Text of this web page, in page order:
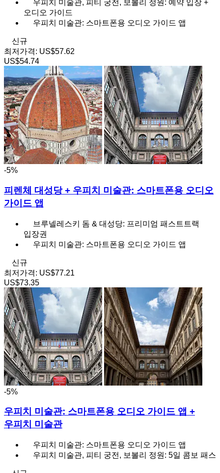
우피치 미술관, 피티 궁전, 보볼리 정원: 예약 입장 +
오디오 가이드
우피치 미술관: 스마트폰용 오디오 가이드 앱
신규
최저가격: US$57.62
US$54.74
-5%
피렌체 대성당 + 우피치 미술관: 스마트폰용 오디오
가이드 앱
브루넬레스키 돔 & 대성당: 프리미엄 패스트트랙
입장권
우피치 미술관: 스마트폰용 오디오 가이드 앱
신규
최저가격: US$77.21
US$73.35
-5%
우피치 미술관: 스마트폰용 오디오 가이드 앱 +
우피치 미술관
우피치 미술관: 스마트폰용 오디오 가이드 앱
우피치 미술관, 피티 궁전, 보볼리 정원: 5일 콤보 패스